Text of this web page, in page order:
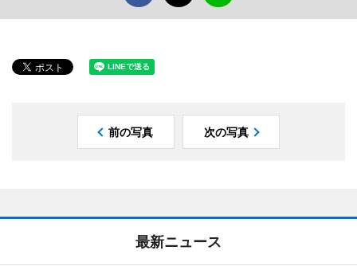
前の写真 次の写真
最新ニュース